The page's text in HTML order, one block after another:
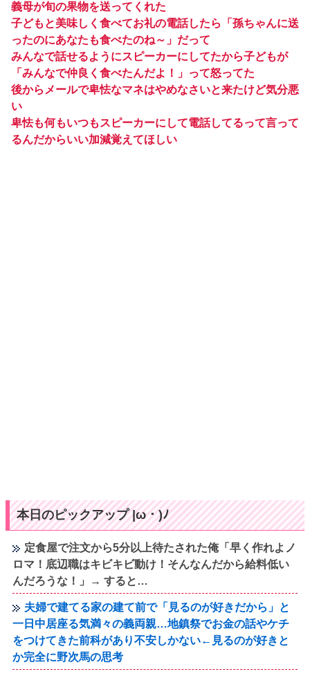
義母が旬の果物を送ってくれた
子どもと美味しく食べてお礼の電話したら「孫ちゃんに送
ったのにあなたも食べたのね～」だって
みんなで話せるようにスピーカーにしてたから子どもが
「みんなで仲良く食べたんだよ！」って怒ってた
後からメールで卑怯なマネはやめなさいと来たけど気分悪
い
卑怯も何もいつもスピーカーにして電話してるって言って
るんだからいい加減覚えてほしい
本日のピックアップ |ω・)ﾉ
定食屋で注文から5分以上待たされた俺「早く作れよノ
ロマ！底辺職はキビキビ動け！そんなんだから給料低い
んだろうな！」→ すると…
夫婦で建てる家の建て前で「見るのが好きだから」と
一日中居座る気満々の義両親…地鎮祭でお金の話やケチ
をつけてきた前科があり不安しかない←見るのが好きと
か完全に野次馬の思考